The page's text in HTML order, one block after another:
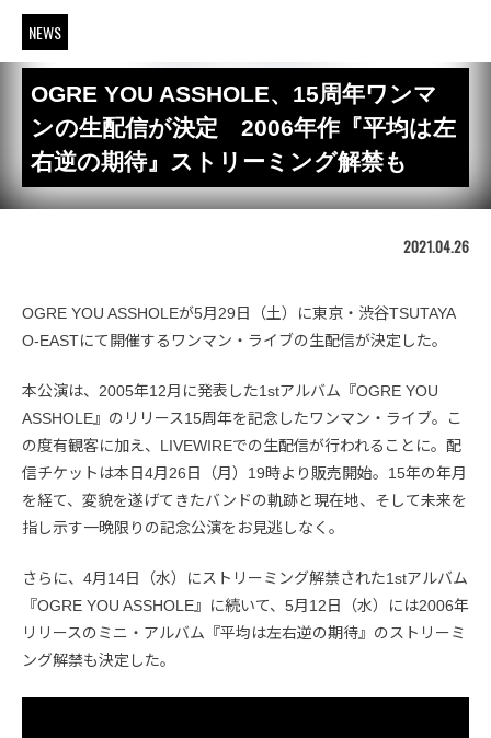
NEWS
OGRE YOU ASSHOLE、15周年ワンマ
ンの生配信が決定 2006年作『平均は左
右逆の期待』ストリーミング解禁も
2021.04.26
OGRE YOU ASSHOLEが5月29日（土）に東京・渋谷TSUTAYA
O-EASTにて開催するワンマン・ライブの生配信が決定した。
本公演は、2005年12月に発表した1stアルバム『OGRE YOU
ASSHOLE』のリリース15周年を記念したワンマン・ライブ。こ
の度有観客に加え、LIVEWIREでの生配信が行われることに。配
信チケットは本日4月26日（月）19時より販売開始。15年の年月
を経て、変貌を遂げてきたバンドの軌跡と現在地、そして未来を
指し示す一晩限りの記念公演をお見逃しなく。
さらに、4月14日（水）にストリーミング解禁された1stアルバム
『OGRE YOU ASSHOLE』に続いて、5月12日（水）には2006年
リリースのミニ・アルバム『平均は左右逆の期待』のストリーミ
ング解禁も決定した。